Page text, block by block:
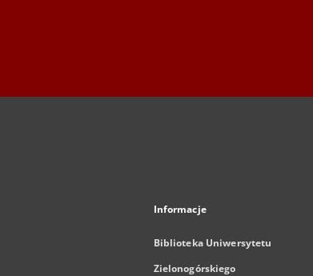
Informacje
Biblioteka Uniwersytetu
Zielonogórskiego